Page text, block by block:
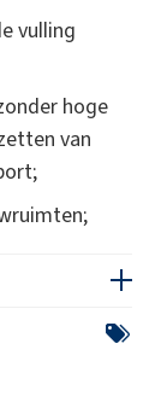
vulling
hoge
van